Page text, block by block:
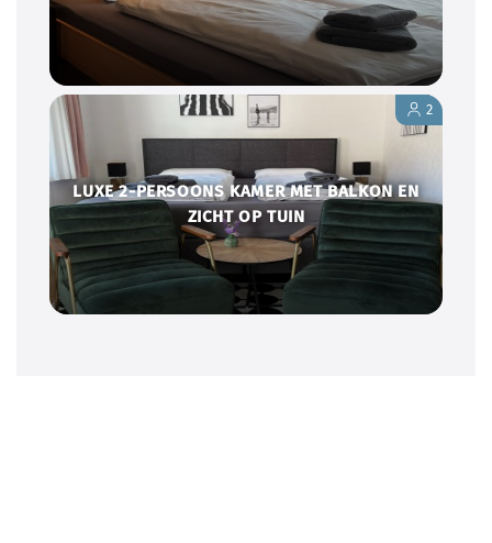
LUXE 2-PERSOONS KAMER MET BALKON EN
ZICHT OP TUIN
2